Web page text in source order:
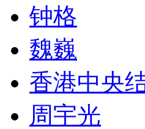
钟格
魏巍
香港中央
周宇光